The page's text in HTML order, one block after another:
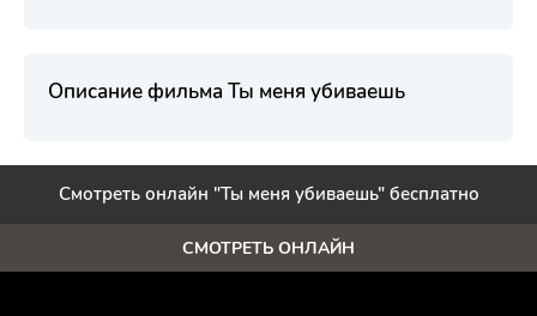
Описание фильма Ты меня убиваешь
Смотреть онлайн "Ты меня убиваешь" бесплатно
СМОТРЕТЬ ОНЛАЙН